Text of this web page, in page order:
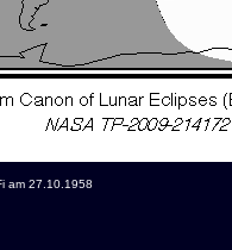
am 27.10.1958